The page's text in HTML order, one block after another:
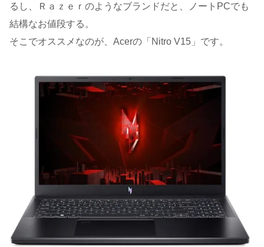
るし、Ｒａｚｅｒのようなブランドだと、ノートPCでも
結構なお値段する。
そこでオススメなのが、Acerの「Nitro V15」です。